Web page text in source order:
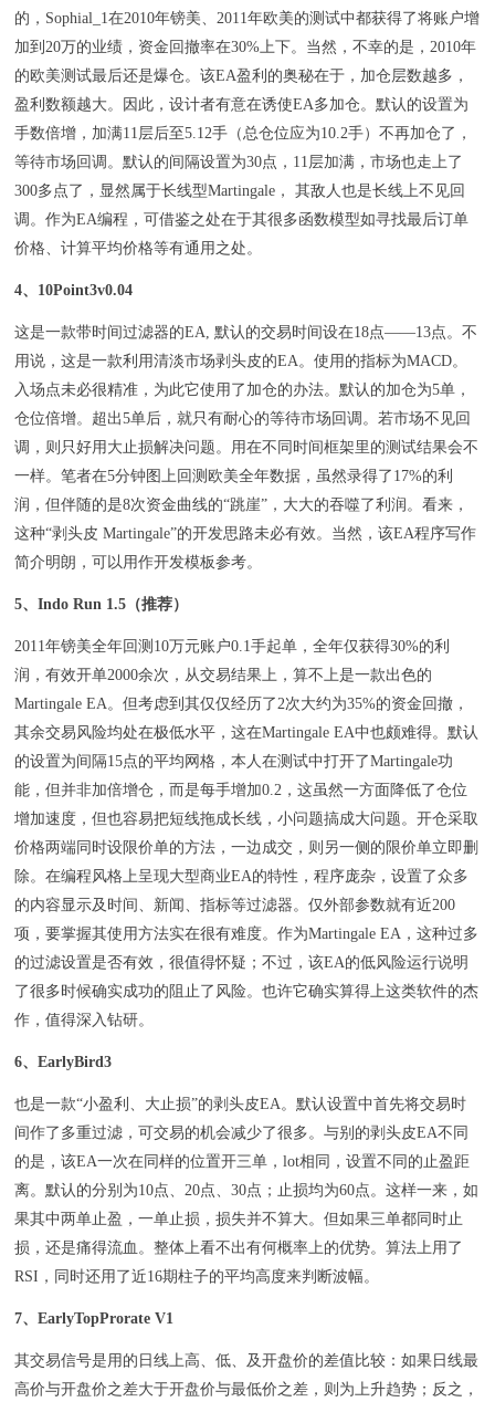
的，Sophial_1在2010年镑美、2011年欧美的测试中都获得了将账户增
加到20万的业绩，资金回撤率在30%上下。当然，不幸的是，2010年
的欧美测试最后还是爆仓。该EA盈利的奥秘在于，加仓层数越多，
盈利数额越大。因此，设计者有意在诱使EA多加仓。默认的设置为
手数倍增，加满11层后至5.12手（总仓位应为10.2手）不再加仓了，
等待市场回调。默认的间隔设置为30点，11层加满，市场也走上了
300多点了，显然属于长线型Martingale， 其敌人也是长线上不见回
调。作为EA编程，可借鉴之处在于其很多函数模型如寻找最后订单
价格、计算平均价格等有通用之处。
4、10Point3v0.04
这是一款带时间过滤器的EA, 默认的交易时间设在18点——13点。不
用说，这是一款利用清淡市场剥头皮的EA。使用的指标为MACD。
入场点未必很精准，为此它使用了加仓的办法。默认的加仓为5单，
仓位倍增。超出5单后，就只有耐心的等待市场回调。若市场不见回
调，则只好用大止损解决问题。用在不同时间框架里的测试结果会不
一样。笔者在5分钟图上回测欧美全年数据，虽然录得了17%的利
润，但伴随的是8次资金曲线的“跳崖”，大大的吞噬了利润。看来，
这种“剥头皮 Martingale”的开发思路未必有效。当然，该EA程序写作
简介明朗，可以用作开发模板参考。
5、Indo Run 1.5（推荐）
2011年镑美全年回测10万元账户0.1手起单，全年仅获得30%的利
润，有效开单2000余次，从交易结果上，算不上是一款出色的
Martingale EA。但考虑到其仅仅经历了2次大约为35%的资金回撤，
其余交易风险均处在极低水平，这在Martingale EA中也颇难得。默认
的设置为间隔15点的平均网格，本人在测试中打开了Martingale功
能，但并非加倍增仓，而是每手增加0.2，这虽然一方面降低了仓位
增加速度，但也容易把短线拖成长线，小问题搞成大问题。开仓采取
价格两端同时设限价单的方法，一边成交，则另一侧的限价单立即删
除。在编程风格上呈现大型商业EA的特性，程序庞杂，设置了众多
的内容显示及时间、新闻、指标等过滤器。仅外部参数就有近200
项，要掌握其使用方法实在很有难度。作为Martingale EA，这种过多
的过滤设置是否有效，很值得怀疑；不过，该EA的低风险运行说明
了很多时候确实成功的阻止了风险。也许它确实算得上这类软件的杰
作，值得深入钻研。
6、EarlyBird3
也是一款“小盈利、大止损”的剥头皮EA。默认设置中首先将交易时
间作了多重过滤，可交易的机会减少了很多。与别的剥头皮EA不同
的是，该EA一次在同样的位置开三单，lot相同，设置不同的止盈距
离。默认的分别为10点、20点、30点；止损均为60点。这样一来，如
果其中两单止盈，一单止损，损失并不算大。但如果三单都同时止
损，还是痛得流血。整体上看不出有何概率上的优势。算法上用了
RSI，同时还用了近16期柱子的平均高度来判断波幅。
7、EarlyTopProrate V1
其交易信号是用的日线上高、低、及开盘价的差值比较：如果日线最
高价与开盘价之差大于开盘价与最低价之差，则为上升趋势；反之，